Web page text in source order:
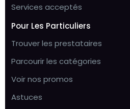
Services acceptés
Pour Les Particuliers
Trouver les prestataires
Parcourir les catégories
Voir nos promos
Astuces